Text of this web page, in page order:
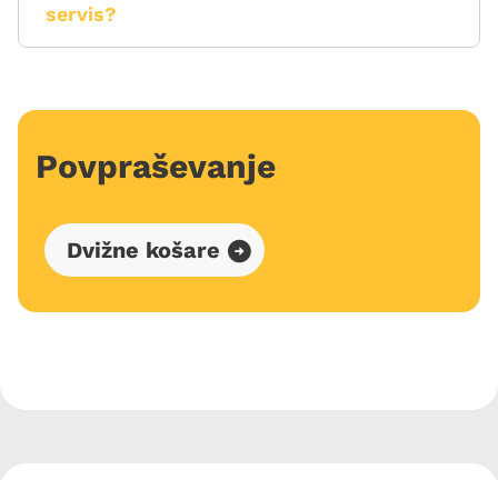
servis?
Povpraševanje
Dvižne košare